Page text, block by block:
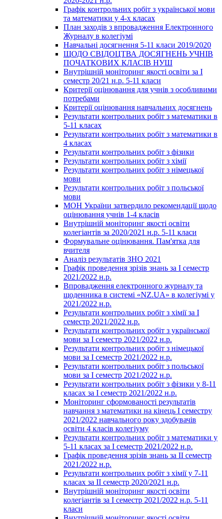
Графік контрольних робіт з української мови
та математики у 4-х класах
План заходів з впровадження Електронного
Журналу в колегіумі
Навчальні досягнення 5-11 класи 2019/2020
ЩОДО СВІДОЦТВА ДОСЯГНЕНЬ УЧНІВ
ПОЧАТКОВИХ КЛАСІВ НУШ
Внутрішній моніторинг якості освіти за І
семестр 20/21 н.р. 5-11 класи
Критерії оцінювання для учнів з особливими
потребами
Критерії оцінювання навчальних досягнень
Результати контрольних робіт з математики в
5-11 класах
Результати контрольних робіт з математики в
4 класах
Результати контрольних робіт з фізики
Результати контрольних робіт з хімії
Результати контрольних робіт з німецької
мови
Результати контрольних робіт з польської
мови
МОН України затвердило рекомендації щодо
оцінювання учнів 1-4 класів
Внутрішній моніторинг якості освіти
колегіантів за 2020/2021 н.р. 5-11 класи
Формувальне оцінювання. Пам'ятка для
вчителя
Аналіз результатів ЗНО 2021
Графік проведення зрізів знань за І семестр
2021/2022 н.р.
Впровадження електронного журналу та
щоденника в системі «NZ.UA» в колегіумі у
2021/2022 н.р.
Результати контрольних робіт з хімії за І
семестр 2021/2022 н.р.
Результати контрольних робіт з української
мови за І семестр 2021/2022 н.р.
Результати контрольних робіт з німецької
мови за І семестр 2021/2022 н.р.
Результати контрольних робіт з польської
мови за І семестр 2021/2022 н.р.
Результати контрольних робіт з фізики у 8-11
класах за І семестр 2021/2022 н.р.
Моніторинг сформованості результатів
навчання з математики на кінець І семестру
2021/2022 навчального року здобувачів
освіти 4 класів колегіуму
Результати контрольних робіт з математики у
5-11 класах за І семестр 2021/2022 н.р.
Графік проведення зрізів знань за ІІ семестр
2021/2022 н.р.
Результати контрольних робіт з хімії у 7-11
класах за ІІ семестр 2020/2021 н.р.
Внутрішній моніторинг якості освіти
колегіантів за І семестр 2021/2022 н.р. 5-11
класи